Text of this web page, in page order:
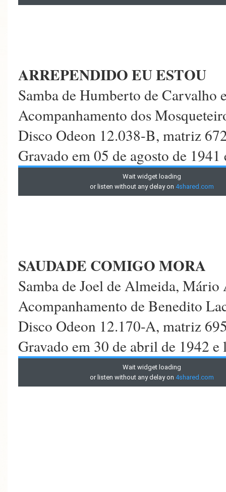
ARREPENDIDO EU ESTOU
Samba de Humberto de Carvalho
Acompanhamento dos
Disco Odeon 12.038-B, matriz
Gravado em 05 de agosto de
SAUDADE COMIGO MORA
Samba de Joel de Almeida,
Acompanhamento de Benedito
Disco Odeon 12.170-A, matriz
Gravado em 30 de abril de 1942